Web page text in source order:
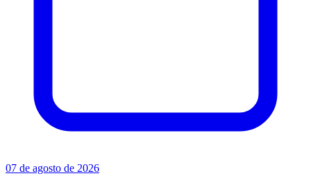
07 de agosto de 2026